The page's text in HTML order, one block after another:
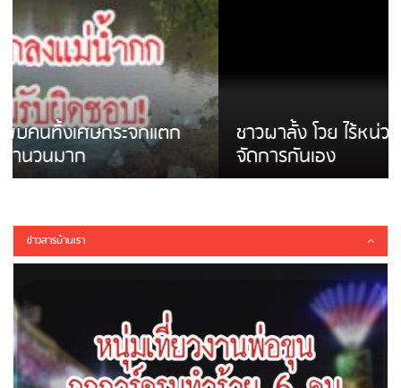
ชาวผาลั้ง โวย ไร้หน่วยงานดูแล ดินสไลด์ ต้อง
จัดการกันเอง
ข่าวสารบ้านเรา